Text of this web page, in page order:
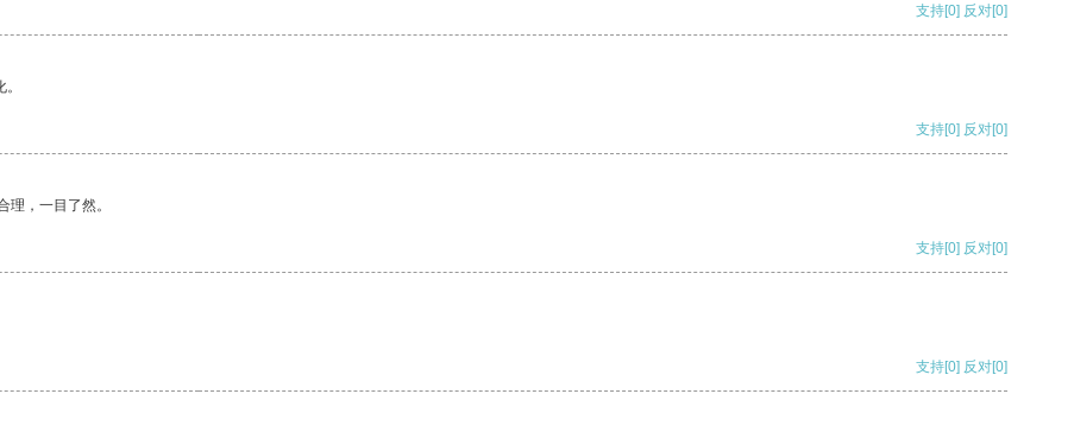
支持[0] 反对[0]
支持[0] 反对[0]
，一目了然。
支持[0] 反对[0]
支持[0] 反对[0]